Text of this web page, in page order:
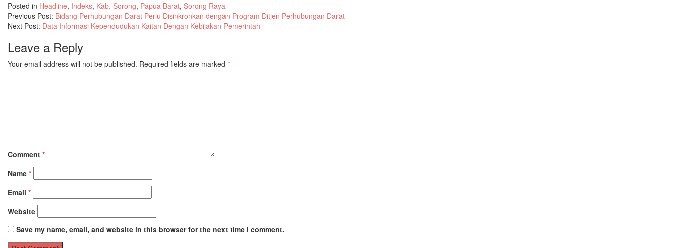
Posted in Headline, Indeks, Kab. Sorong, Papua Barat, Sorong Raya
Previous Post: Bidang Perhubungan Darat Perlu Disinkronkan dengan Program Ditjen Perhubungan Darat
Next Post: Data Informasi Kependudukan Kaitan Dengan Kebijakan Pemerintah
Leave a Reply
Your email address will not be published. Required fields are marked *
Comment *
Name *
Email *
Website
Save my name, email, and website in this browser for the next time I comment.